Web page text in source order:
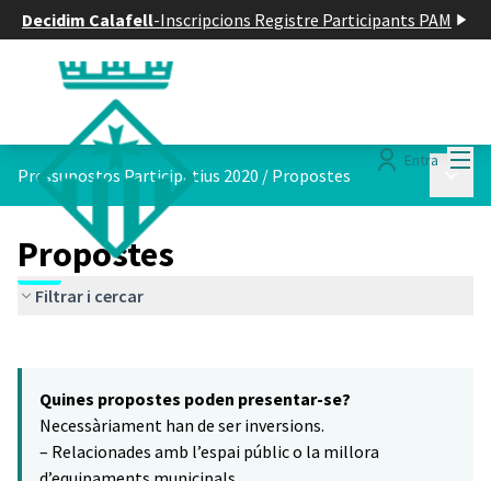
Decidim Calafell-Inscripcions Registre Participants PAM
Entra
Pressupostos Participatius 2020 / Propostes
Propostes
Filtrar i cercar
−
Quines propostes poden presentar-se?
Necessàriament han de ser inversions.
– Relacionades amb l’espai públic o la millora